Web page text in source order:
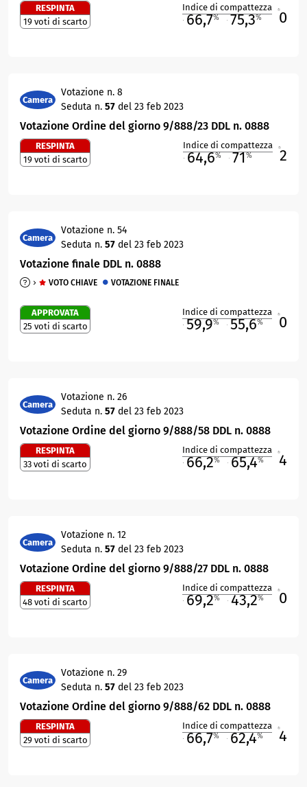
RESPINTA
19 voti di scarto
Indice di compattezza
66,7% 75,3% 0
Camera
Votazione n. 8
Seduta n. 57 del 23 feb 2023
Votazione Ordine del giorno 9/888/23 DDL n. 0888
RESPINTA
19 voti di scarto
Indice di compattezza
64,6% 71% 2
Camera
Votazione n. 54
Seduta n. 57 del 23 feb 2023
Votazione finale DDL n. 0888
VOTO CHIAVE VOTAZIONE FINALE
APPROVATA
25 voti di scarto
Indice di compattezza
59,9% 55,6% 0
Camera
Votazione n. 26
Seduta n. 57 del 23 feb 2023
Votazione Ordine del giorno 9/888/58 DDL n. 0888
RESPINTA
33 voti di scarto
Indice di compattezza
66,2% 65,4% 4
Camera
Votazione n. 12
Seduta n. 57 del 23 feb 2023
Votazione Ordine del giorno 9/888/27 DDL n. 0888
RESPINTA
48 voti di scarto
Indice di compattezza
69,2% 43,2% 0
Camera
Votazione n. 29
Seduta n. 57 del 23 feb 2023
Votazione Ordine del giorno 9/888/62 DDL n. 0888
RESPINTA
29 voti di scarto
Indice di compattezza
66,7% 62,4% 4